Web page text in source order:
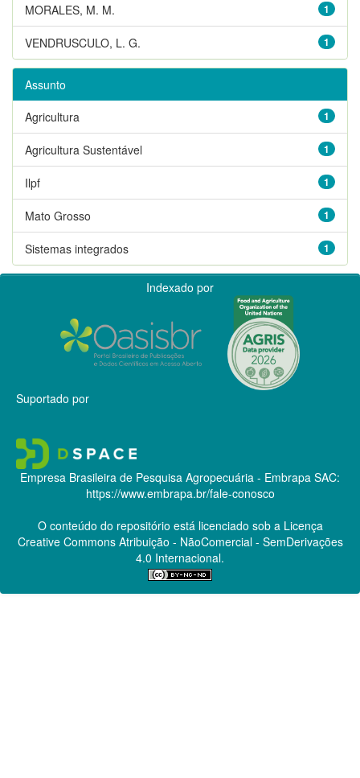
1
MORALES, M. M.
1
VENDRUSCULO, L. G.
Assunto
1
Agricultura
1
Agricultura Sustentável
1
Ilpf
1
Mato Grosso
1
Sistemas integrados
Indexado por
Suportado por
Empresa Brasileira de Pesquisa Agropecuária - Embrapa SAC:
https://www.embrapa.br/fale-conosco
O conteúdo do repositório está licenciado sob a Licença
Creative CommonsAtribuição - NãoComercial - SemDerivações
4.0 Internacional.